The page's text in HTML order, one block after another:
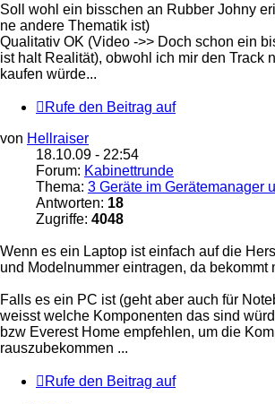
Soll wohl ein bisschen an Rubber Johny
ne andere Thematik ist)
Qualitativ OK (Video ->> Doch schon ein
ist halt Realität), obwohl ich mir den Track
kaufen würde...
Rufe den Beitrag auf
von Hellraiser
18.10.09 - 22:54
Forum: Kabinettrunde
Thema: 3 Geräte im Gerätemanager
Antworten: 18
Zugriffe: 4048
Wenn es ein Laptop ist einfach auf die
und Modelnummer eintragen, da bekommt
Falls es ein PC ist (geht aber auch für
weisst welche Komponenten das sind
bzw Everest Home empfehlen, um die
rauszubekommen ...
Rufe den Beitrag auf